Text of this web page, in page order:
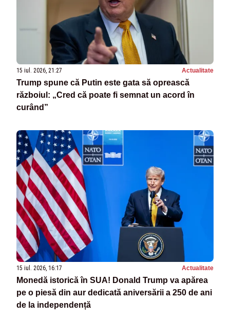
15 iul. 2026, 21:27 Actualitate
Trump spune că Putin este gata să oprească
războiul: „Cred că poate fi semnat un acord în
curând”
15 iul. 2026, 16:17 Actualitate
Monedă istorică în SUA! Donald Trump va apărea
pe o piesă din aur dedicată aniversării a 250 de ani
de la independență